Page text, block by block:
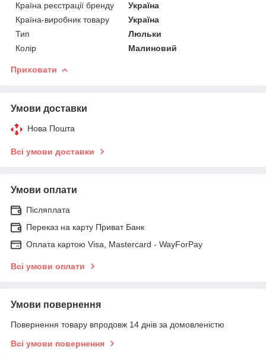
Країна реєстрації бренду
Україна
Країна-виробник товару
Україна
Тип
Люльки
Колір
Малиновий
Приховати
Умови доставки
Нова Пошта
Всі умови доставки
Умови оплати
Післяплата
Переказ на карту Приват Банк
Оплата картою Visa, Mastercard - WayForPay
Всі умови оплати
Умови повернення
Повернення товару впродовж 14 днів за домовленістю
Всі умови повернення